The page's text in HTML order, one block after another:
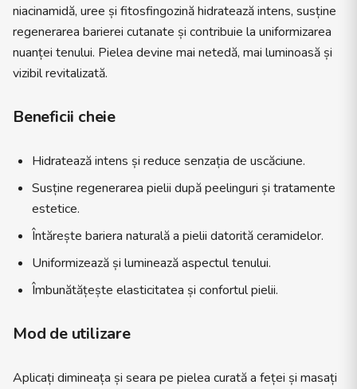
niacinamidă, uree și fitosfingozină hidratează intens, susține
regenerarea barierei cutanate și contribuie la uniformizarea
nuanței tenului. Pielea devine mai netedă, mai luminoasă și
vizibil revitalizată.
Beneficii cheie
Hidratează intens și reduce senzația de uscăciune.
Susține regenerarea pielii după peelinguri și tratamente
estetice.
Întărește bariera naturală a pielii datorită ceramidelor.
Uniformizează și luminează aspectul tenului.
Îmbunătățește elasticitatea și confortul pielii.
Mod de utilizare
Aplicați dimineața și seara pe pielea curată a feței și masați